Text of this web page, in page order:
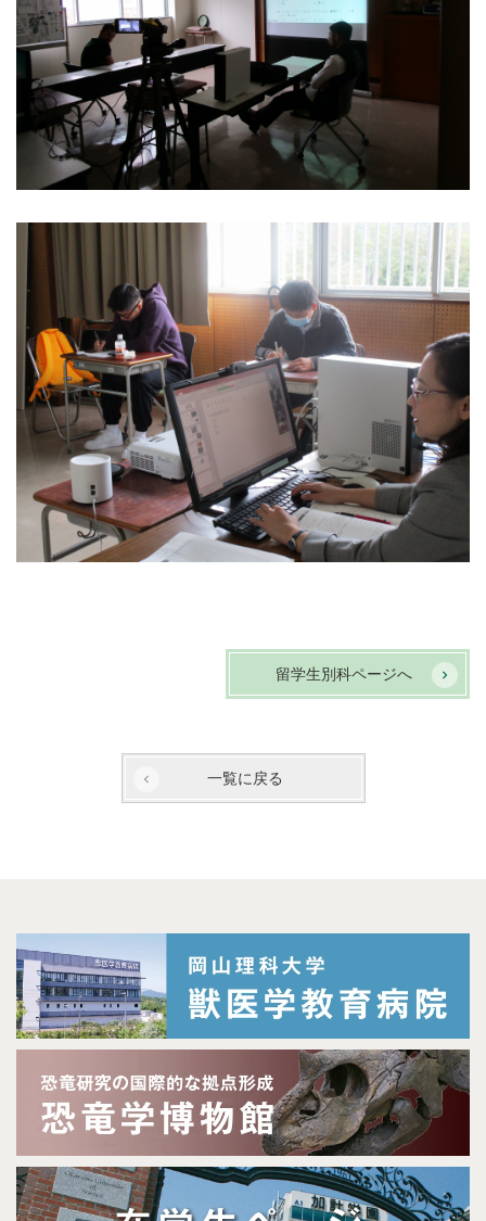
留学生別科ページへ
一覧に戻る